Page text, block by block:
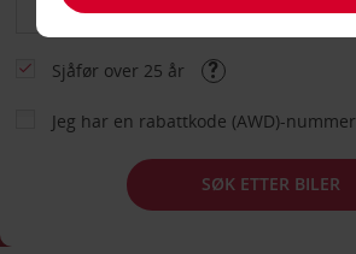
Sjåfør over 25 år
Jeg har en rabattkode (AWD)-nummer
SØK ETTER BILER